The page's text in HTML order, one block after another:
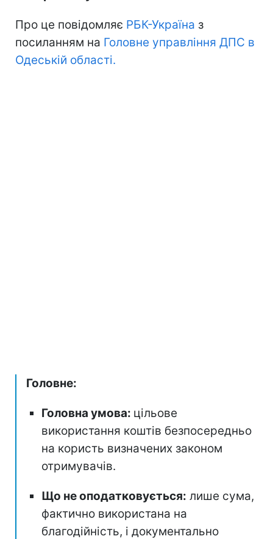
Про це повідомляє РБК-Україна з
посиланням на Головне управління ДПС в
Одеській області.
Головне:
Головна умова: цільове
використання коштів безпосередньо
на користь визначених законом
отримувачів.
Що не оподатковується: лише сума,
фактично використана на
благодійність, і документально